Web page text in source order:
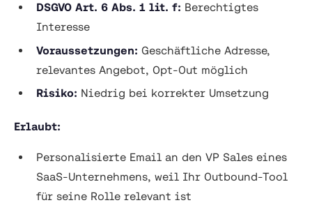
DSGVO Art. 6 Abs. 1 lit. f: Berechtigtes
Interesse
Voraussetzungen: Geschäftliche Adresse,
relevantes Angebot, Opt-Out möglich
Risiko: Niedrig bei korrekter Umsetzung
Erlaubt:
Personalisierte Email an den VP Sales eines
SaaS-Unternehmens, weil Ihr Outbound-Tool
für seine Rolle relevant ist